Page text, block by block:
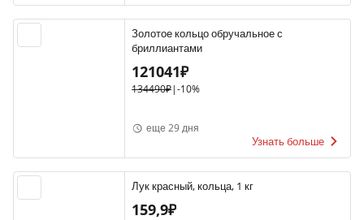
Золотое кольцо обручальное с
бриллиантами
121041₽
134490₽|-10%
еще 29 дня
Узнать больше
Лук красный, кольца, 1 кг
159,9₽